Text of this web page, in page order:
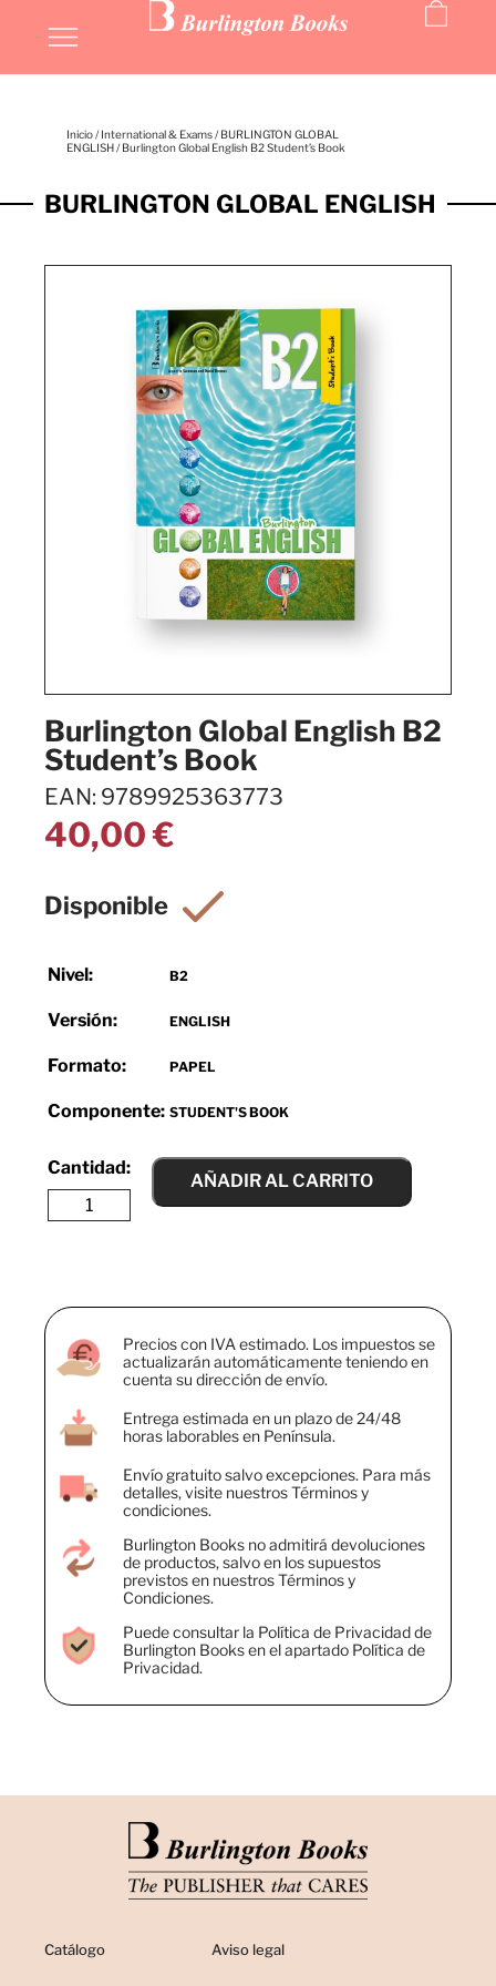
Inicio/ International & Exams/ BURLINGTON GLOBAL
ENGLISH/ Burlington Global English B2 Student’s Book
BURLINGTON GLOBAL ENGLISH
Burlington Global English B2
Student’s Book
EAN: 9789925363773
40,00€
Nivel: B2
Versión: ENGLISH
Formato: PAPEL
Componente: STUDENT'S BOOK
AÑADIR AL CARRITO
Precios con IVA estimado. Los impuestos se
actualizarán automáticamente teniendo en
cuenta su dirección de envío.
Entrega estimada en un plazo de 24/48
horas laborables en Península.
Envío gratuito salvo excepciones. Para más
detalles, visite nuestros Términos y
condiciones.
Burlington Books no admitirá devoluciones
de productos, salvo en los supuestos
previstos en nuestros Términos y
Condiciones.
Puede consultar la Política de Privacidad de
Burlington Books en el apartado Política de
Privacidad.
Catálogo Aviso legal